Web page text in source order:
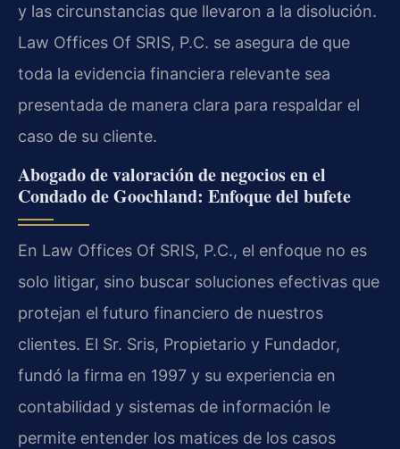
y las circunstancias que llevaron a la disolución.
Law Offices Of SRIS, P.C. se asegura de que
toda la evidencia financiera relevante sea
presentada de manera clara para respaldar el
caso de su cliente.
Abogado de valoración de negocios en el
Condado de Goochland: Enfoque del bufete
En Law Offices Of SRIS, P.C., el enfoque no es
solo litigar, sino buscar soluciones efectivas que
protejan el futuro financiero de nuestros
clientes. El Sr. Sris, Propietario y Fundador,
fundó la firma en 1997 y su experiencia en
contabilidad y sistemas de información le
permite entender los matices de los casos